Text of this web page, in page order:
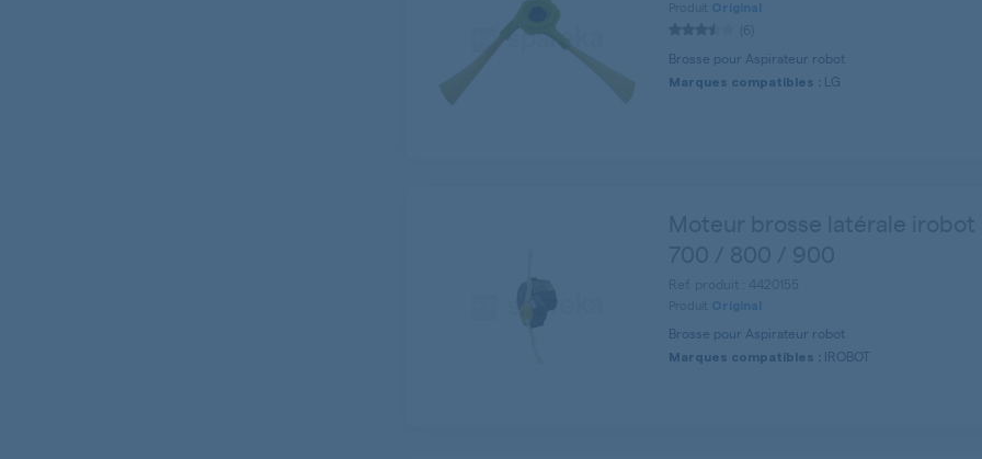
Original
Brosse pour Aspirateur robot
Marques compatibles : LG
Original
Brosse pour Aspirateur robot
Marques compatibles : IROBOT